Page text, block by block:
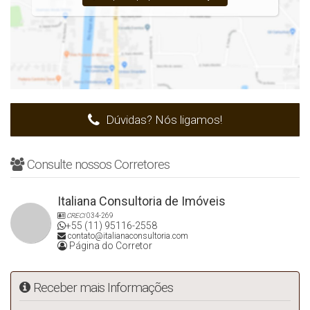
No PLENITUDE Melo Alves, essa linguagem se traduz em linhas
puras, volumes precisos e integração orgânica entre o interior e o
exterior. A luz natural é tratada como elemento arquitetônico,
penetrando os ambientes de forma controlada para criar
atmosferas distintas ao longo do dia.
O uso de materiais nobres — como madeiras raras, pedras
naturais e metais de acabamento impecável — reforça o caráter
escultural da torre, enquanto soluções de ventilação cruzada e
amplos caixilhos piso-teto conectam os moradores ao verde e ao
Cada detalhe foi concebido para que a estética dialogue com a
apenas se vê, mas se vive como uma experiência sensorial
completa.
Plantas e Tipologias:
Os apartamentos foram concebidos para integrar amplitude,
funcionalidade e estética, com ambientes iluminados pela luz
Dúvidas? Nós ligamos!
Consulte nossos Corretores
Italiana Consultoria de Imóveis
CRECI034-269
+55 (11) 95116-2558
contato@italianaconsultoria.com
Página do Corretor
Receber mais Informações